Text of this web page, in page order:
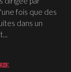
fois que des
dans un